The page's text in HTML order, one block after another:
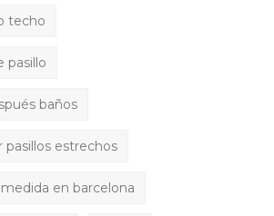
techo
pasillo
baños
pasillos estrechos
en barcelona